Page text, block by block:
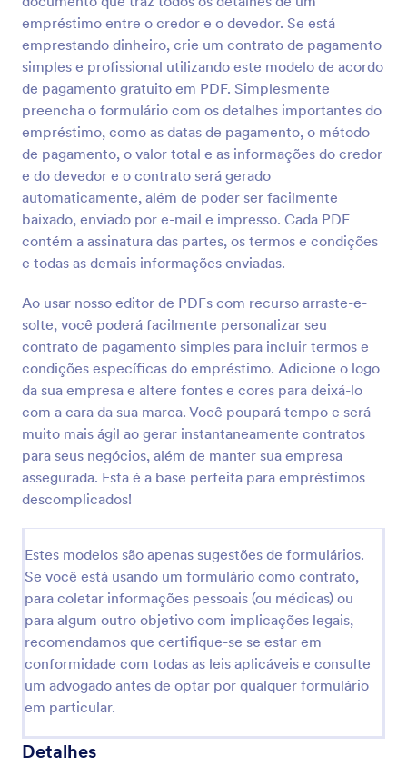
empréstimo entre o credor e o devedor. Se está
emprestando dinheiro, crie um contrato de pagamento
simples e profissional utilizando este modelo de acordo
de pagamento gratuito em PDF. Simplesmente
preencha o formulário com os detalhes importantes do
empréstimo, como as datas de pagamento, o método
de pagamento, o valor total e as informações do credor
e do devedor e o contrato será gerado
automaticamente, além de poder ser facilmente
baixado, enviado por e-mail e impresso. Cada PDF
contém a assinatura das partes, os termos e condições
e todas as demais informações enviadas.
Ao usar nosso editor de PDFs com recurso arraste-e-
solte, você poderá facilmente personalizar seu
contrato de pagamento simples para incluir termos e
condições específicas do empréstimo. Adicione o logo
da sua empresa e altere fontes e cores para deixá-lo
com a cara da sua marca. Você poupará tempo e será
muito mais ágil ao gerar instantaneamente contratos
para seus negócios, além de manter sua empresa
assegurada. Esta é a base perfeita para empréstimos
descomplicados!
Estes modelos são apenas sugestões de formulários.
Se você está usando um formulário como contrato,
para coletar informações pessoais (ou médicas) ou
para algum outro objetivo com implicações legais,
recomendamos que certifique-se se estar em
conformidade com todas as leis aplicáveis e consulte
um advogado antes de optar por qualquer formulário
em particular.
Detalhes